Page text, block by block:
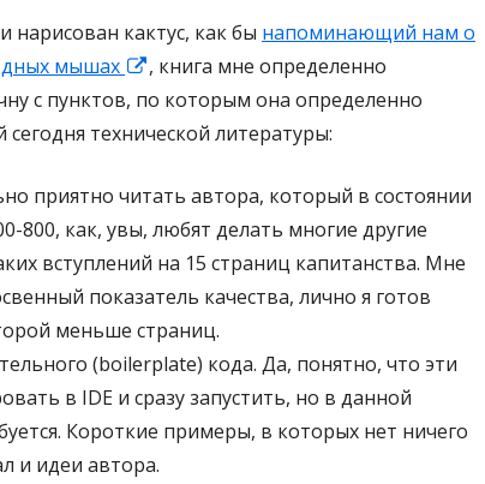
в
н
о
в
м
о
к
н
т
с
я
о
в
о
м
к
н
е
нарисован кактус, как бы напоминающий нам о
мышах
О
т
к
ы
в
а
е
т
с
я
в
н
, книга мне определенно
с пунктов, по которым она определенно
технической литературы:
приятно читать автора, который в состоянии
800, как, увы, любят делать многие другие
вступлений на 15 страниц капитанства. Мне
показатель качества, лично я готов
меньше страниц.
(boilerplate) кода. Да, понятно, что эти
в IDE и сразу запустить, но в данной
Короткие примеры, в которых нет ничего
и идеи автора.